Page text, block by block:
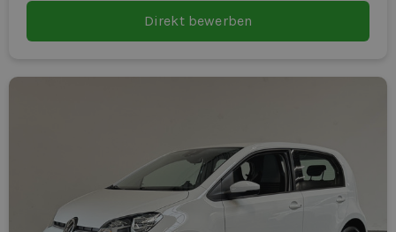
Direkt bewerben